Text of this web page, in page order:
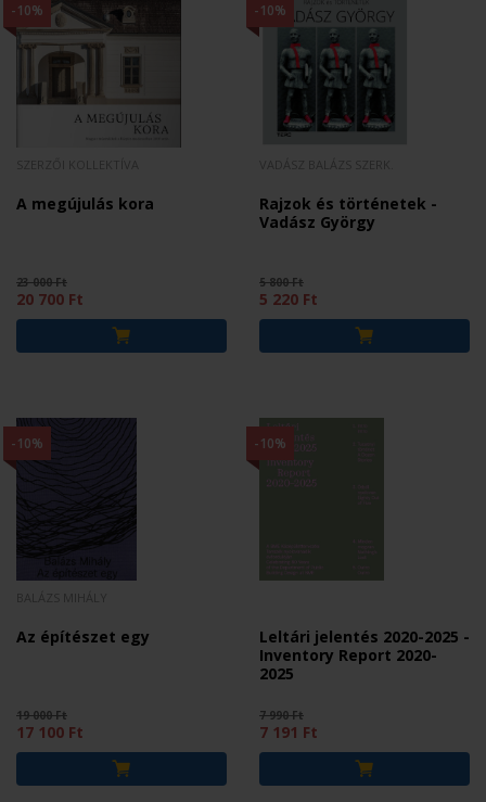
-10%
A megújulás kora
23 000 Ft
20 700 Ft
-10%
Rajzok és történetek -
Vadász György
5 800 Ft
5 220 Ft
-10%
Az építészet egy
19 000 Ft
17 100 Ft
-10%
Leltári jelentés 2020-2025 -
Inventory Report 2020-
2025
7 990 Ft
7 191 Ft